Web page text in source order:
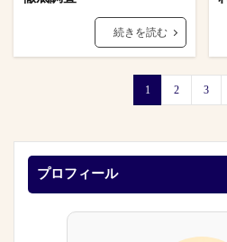
続きを読む
1 2 3
プロフィール